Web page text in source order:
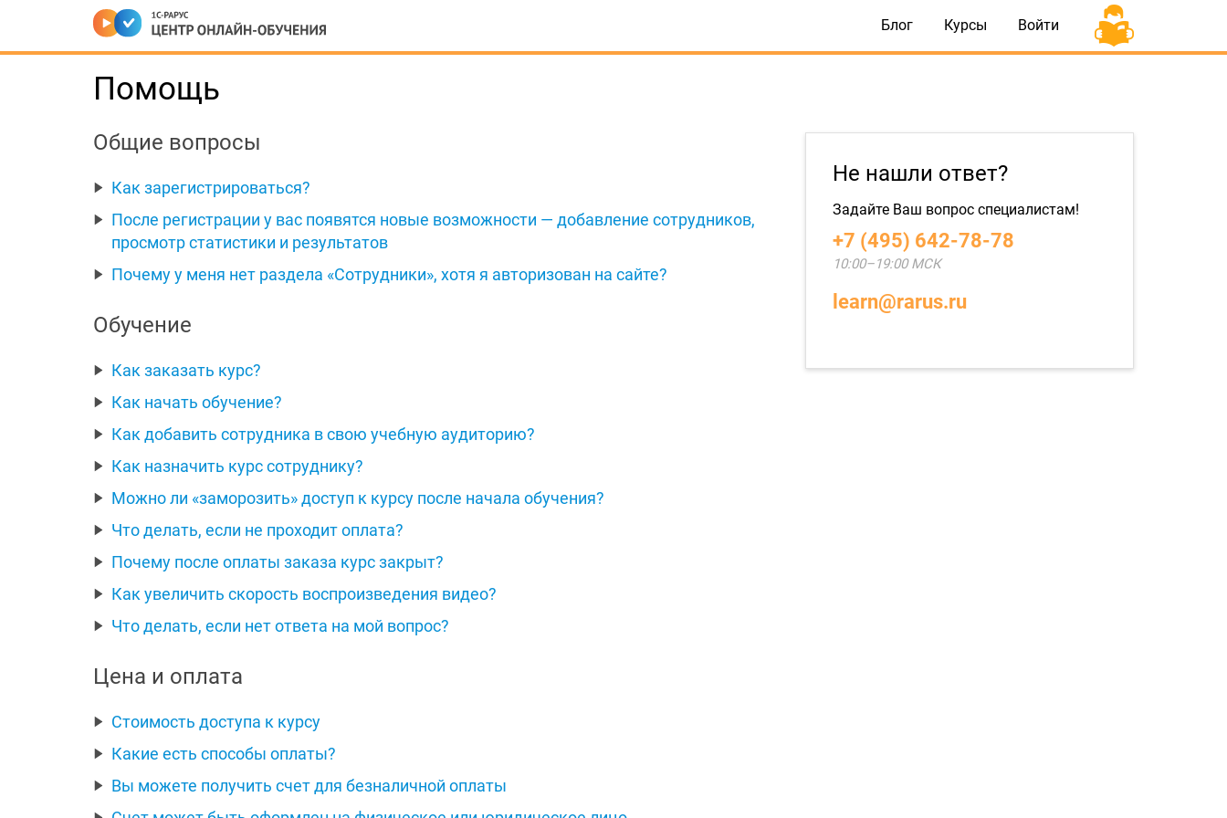
Блог Курсы Войти
Помощь
Общие вопросы
Как зарегистрироваться?
После регистрации у вас появятся новые возможности — добавление сотрудников,
просмотр статистики и результатов
Почему у меня нет раздела «Сотрудники», хотя я авторизован на сайте?
Обучение
Как заказать курс?
Как начать обучение?
Как добавить сотрудника в свою учебную аудиторию?
Как назначить курс сотруднику?
Можно ли «заморозить» доступ к курсу после начала обучения?
Что делать, если не проходит оплата?
Почему после оплаты заказа курс закрыт?
Как увеличить скорость воспроизведения видео?
Что делать, если нет ответа на мой вопрос?
Цена и оплата
Стоимость доступа к курсу
Какие есть способы оплаты?
Вы можете получить счет для безналичной оплаты
Не нашли ответ?
Задайте Ваш вопрос специалистам!
+7 (495) 642-78-78
10:00–19:00 МСК
learn@rarus.ru